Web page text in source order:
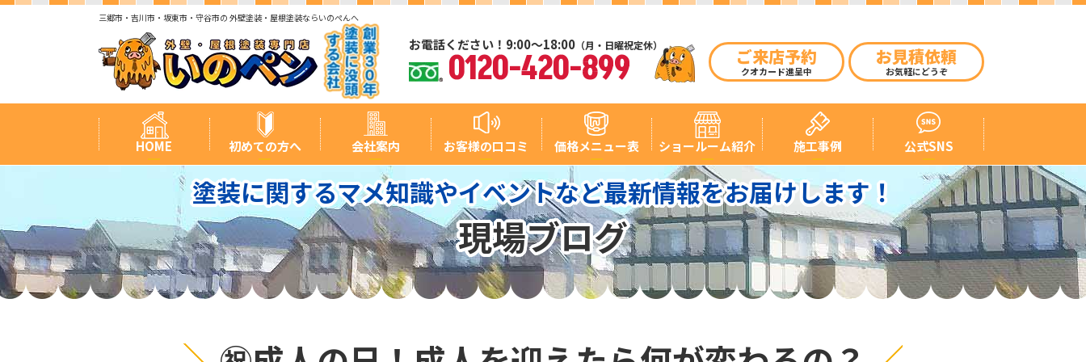
三郷市・吉川市・坂東市・守谷市の 外壁塗装・屋根塗装ならいのぺんへ
お電話ください！9:00～18:00 （月・日曜祝定休）
0120-420-899 ご来店予約
クオカード進呈中
お見積依頼
お気軽にどうぞ
HOME 初めての方へ 会社案内 お客様の口コミ 価格メニュー表 ショールーム紹介 施工事例 公式SNS
塗装に関するマメ知識やイベントなど最新情報をお届けします！
現場ブログ